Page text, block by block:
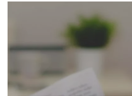
ואירועים
הסמיקונדקטור כולל מהנדסים,